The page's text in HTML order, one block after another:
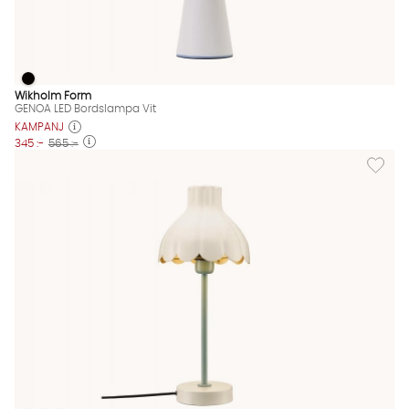
GENOA LED Bordslampa Vit Finns även i dessa färger:
GENOA LED Bordslampa Vit
Wikholm Form
GENOA LED Bordslampa Vit
KAMPANJ
345 :- 565 :-
Lägg